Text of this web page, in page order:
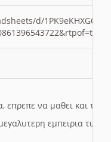
d/
επρεπε να μαθει και το
εμπειρια